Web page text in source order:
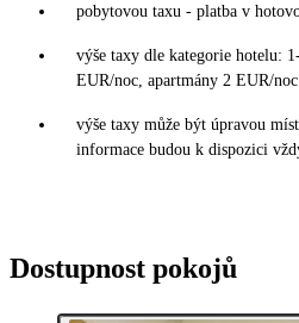
pobytovou taxu - platba v
výše taxy dle kategorie hotelu:
EUR/noc, apartmány 2 EUR/noc
výše taxy může být úpravou
informace budou k dispozici
Dostupnost pokojů